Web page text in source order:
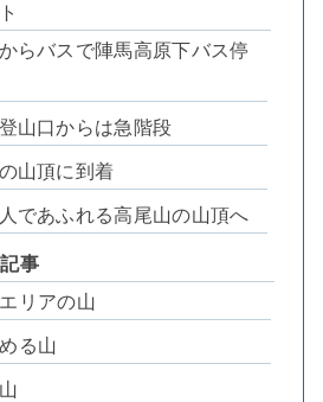
らバスで陣馬高原下バス停
山口からは急階段
山頂に到着
であふれる高尾山の山頂へ
事
リアの山
る山